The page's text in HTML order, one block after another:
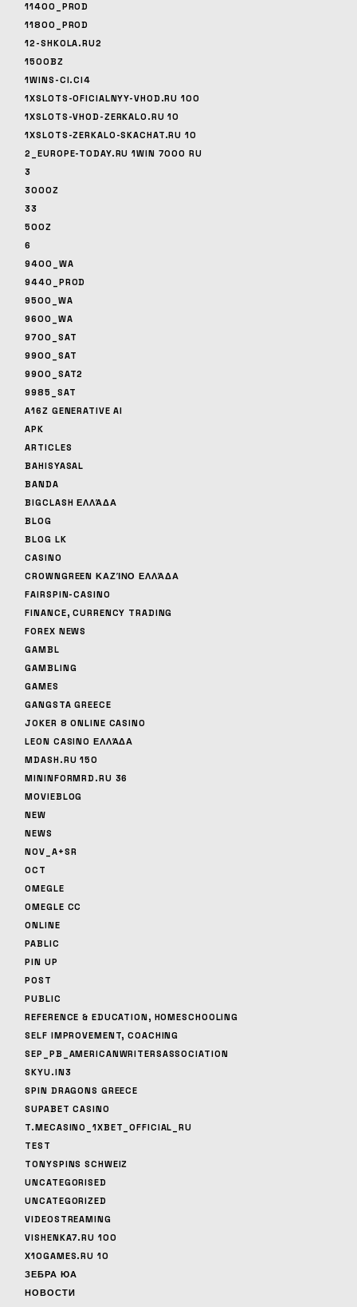
11400_PROD
11800_PROD
12-SHKOLA.RU2
1500BZ
1WINS-CI.CI4
1XSLOTS-OFICIALNYY-VHOD.RU 100
1XSLOTS-VHOD-ZERKALO.RU 10
1XSLOTS-ZERKALO-SKACHAT.RU 10
2_EUROPE-TODAY.RU 1WIN 7000 RU
3
3000Z
33
500Z
6
9400_WA
9440_PROD
9500_WA
9600_WA
9700_SAT
9900_SAT
9900_SAT2
9985_SAT
A16Z GENERATIVE AI
APK
ARTICLES
BAHISYASAL
BANDA
BIGCLASH ΕΛΛΆΔΑ
BLOG
BLOG LK
CASINO
CROWNGREEN ΚΑΖΊΝΟ ΕΛΛΆΔΑ
FAIRSPIN-CASINO
FINANCE, CURRENCY TRADING
FOREX NEWS
GAMBL
GAMBLING
GAMES
GANGSTA GREECE
JOKER 8 ONLINE CASINO
LEON CASINO ΕΛΛΆΔΑ
MDASH.RU 150
MININFORMRD.RU 36
MOVIEBLOG
NEW
NEWS
NOV_A+SR
OCT
OMEGLE
OMEGLE CC
ONLINE
PABLIC
PIN UP
POST
PUBLIC
REFERENCE & EDUCATION, HOMESCHOOLING
SELF IMPROVEMENT, COACHING
SEP_PB_AMERICANWRITERSASSOCIATION
SKYU.IN3
SPIN DRAGONS GREECE
SUPABET CASINO
T.MECASINO_1XBET_OFFICIAL_RU
TEST
TONYSPINS SCHWEIZ
UNCATEGORISED
UNCATEGORIZED
VIDEOSTREAMING
VISHENKA7.RU 100
X10GAMES.RU 10
ЗЕБРА ЮА
НОВОСТИ